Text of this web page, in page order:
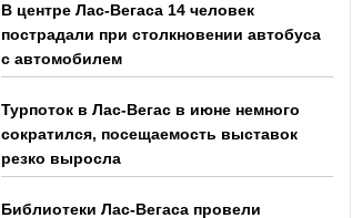
В центре Лас-Вегаса 14 человек
пострадали при столкновении автобуса
с автомобилем
Турпоток в Лас-Вегас в июне немного
сократился, посещаемость выставок
резко выросла
Библиотеки Лас-Вегаса провели